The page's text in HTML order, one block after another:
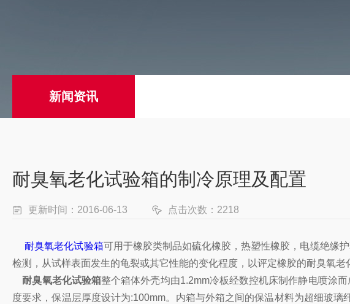
新闻资讯
耐臭氧老化试验箱的制冷原理及配置
更新时间：2016-06-13 点击次数：2218
耐臭氧老化试验箱可用于橡胶类制品如硫化橡胶，热塑性橡胶，电缆绝缘
检测，从试样表面发生的龟裂或其它性能的变化程度，以评定橡胶的耐臭氧老
耐臭氧老化试验箱整个箱体外壳均由1.2mm冷板经数控机床制作静电喷涂
度要求，保温层厚度设计为:100mm。内箱与外箱之间的保温材料为超细玻